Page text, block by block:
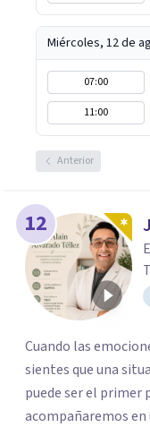
Miércoles, 12 de
07:00
11:00
Anterior
12
Cuando las
sientes que una
puede ser el primer
acompañaremos